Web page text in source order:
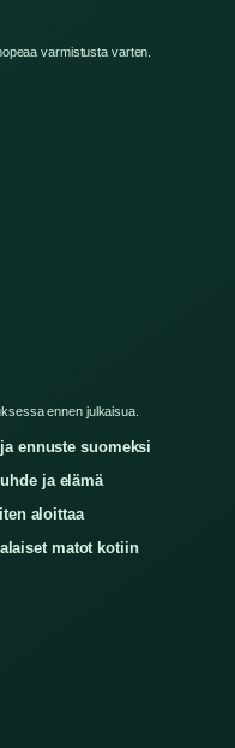
varmistusta varten.
ennen julkaisua.
ennuste suomeksi
ja elämä
aloittaa
matot kotiin